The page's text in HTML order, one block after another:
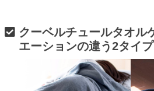
クーベルチュールタオル
エーションの違う2タイ